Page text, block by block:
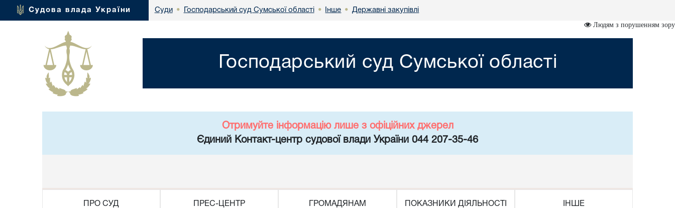
Судова влада України Суди • Господарський суд Сумської області • Інше • Державні закупівлі
Людям з порушенням зору
Господарський суд Сумської області
Отримуйте інформацію лише з офіційних джерел
Єдиний Контакт-центр судової влади України 044 207-35-46
ПРО СУД ПРЕС-ЦЕНТР ГРОМАДЯНАМ ПОКАЗНИКИ ДІЯЛЬНОСТІ ІНШЕ